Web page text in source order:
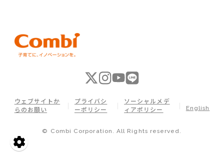
© Combi Corporation. All Rights reserved.
ウェブサイトか
らのお願い
プライバシ
ーポリシー
ソーシャルメデ
ィアポリシー
English